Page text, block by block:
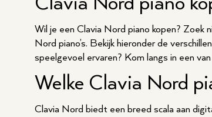
Wil je een Clavia Nord piano kopen?
Nord piano’s. Bekijk hieronder de
speelgevoel ervaren? Kom langs in een
Welke Clavia Nord
Clavia Nord biedt een breed scala aan